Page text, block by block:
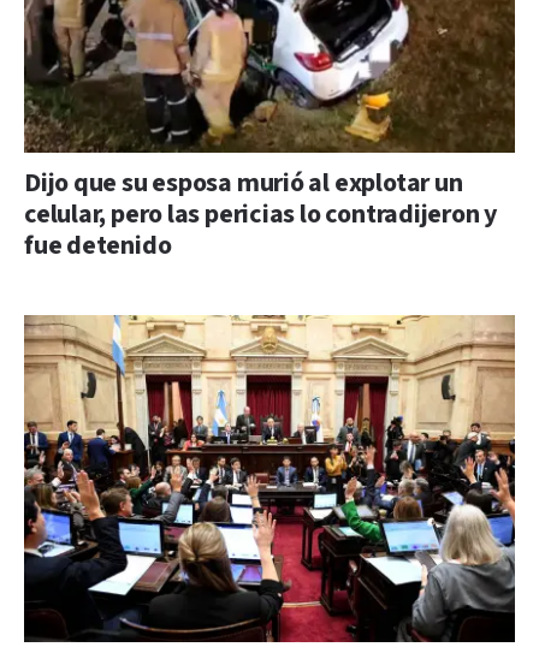
Dijo que su esposa murió al explotar un
celular, pero las pericias lo contradijeron y
fue detenido